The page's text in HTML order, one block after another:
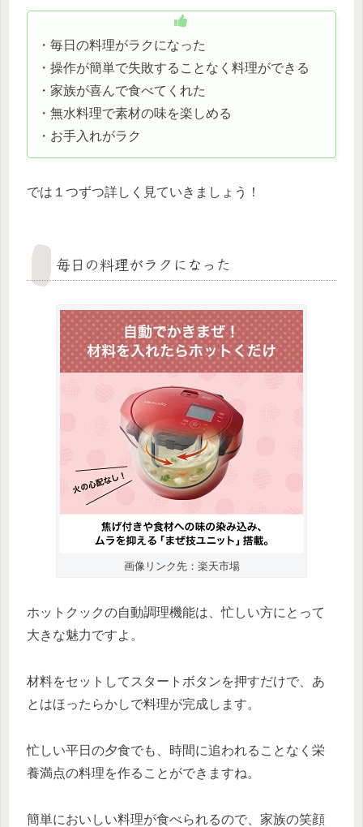
・毎日の料理がラクになった
・操作が簡単で失敗することなく料理ができる
・家族が喜んで食べてくれた
・無水料理で素材の味を楽しめる
・お手入れがラク
では１つずつ詳しく見ていきましょう！
毎日の料理がラクになった
画像リンク先：楽天市場
ホットクックの自動調理機能は、忙しい方にとって
大きな魅力ですよ。
材料をセットしてスタートボタンを押すだけで、あ
とはほったらかしで料理が完成します。
忙しい平日の夕食でも、時間に追われることなく栄
養満点の料理を作ることができますね。
簡単においしい料理が食べられるので、家族の笑顔